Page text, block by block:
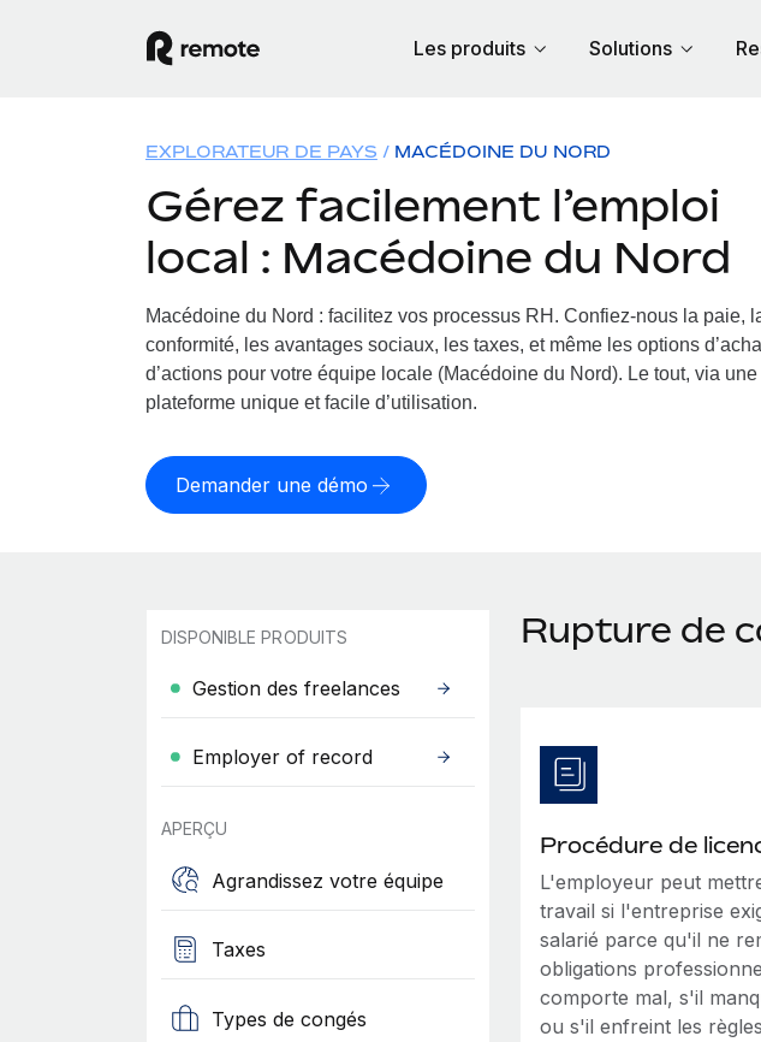
Les produits Solutions
EXPLORATEUR DE PAYS MACÉDOINE DU NORD
Gérez facilement l’emploi
local : Macédoine du Nord
Macédoine du Nord : facilitez vos processus RH. Confiez-nous la paie,
conformité, les avantages sociaux, les taxes, et même les options
d’actions pour votre équipe locale (Macédoine du Nord). Le tout, via une
plateforme unique et facile d’utilisation.
Demander une démo
DISPONIBLE PRODUITS
Gestion des freelances
Employer of record
APERÇU
Agrandissez votre équipe
Taxes
Types de congés
Rupture de
Procédure de
L'employeur peut
travail si l'entreprise
salarié parce qu'il ne
obligations
comporte mal, s'il
ou s'il enfreint les